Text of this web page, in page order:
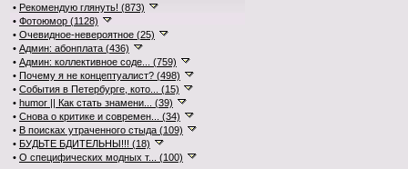
• Рекомендую глянуть! (873)
• Фотоюмор (1128)
• Очевидное-невероятное (25)
• Админ: абонплата (436)
• Админ: коллективное соде... (759)
• Почему я не концептуалист? (498)
• События в Петербурге, кото... (15)
• humor || Как стать знамени... (39)
• Снова о критике и современ... (34)
• В поисках утраченного стыда (109)
• БУДЬТЕ БДИТЕЛЬНЫ!!! (18)
• О специфических модных т... (100)